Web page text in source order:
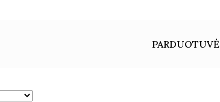
PARDUOTUVĖ